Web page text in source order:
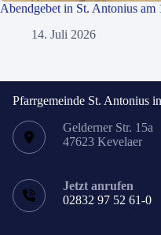
Abendgebet in St. Antonius am
14. Juli 2026
Pfarrgemeinde St. Antonius
Gelderner Str. 15a
47623 Kevelaer
Jetzt anrufen
02832 97 52 61-0